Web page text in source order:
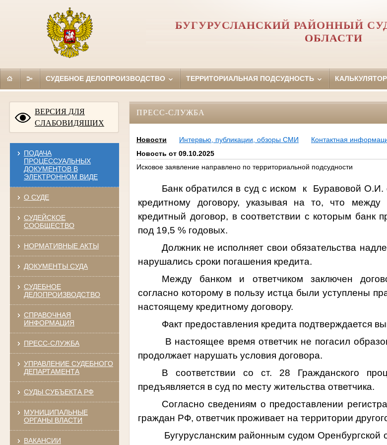
БУГУРУСЛАНСКИЙ РАЙОННЫЙ
ОБЛАСТИ
СУДЕБНОЕ ДЕЛОПРОИЗВОДСТВО ТЕРРИТОРИАЛЬНАЯ ПОДСУДНОСТЬ
ВЕРСИЯ ДЛЯ
СЛАБОВИДЯЩИХ
ПОДАЧА
ПРОЦЕССУАЛЬНЫХ
ДОКУМЕНТОВ В
ЭЛЕКТРОННОМ ВИДЕ
О СУДЕ
СУДЕЙСКОЕ
СООБЩЕСТВО
НОРМАТИВНЫЕ АКТЫ
ДОКУМЕНТЫ СУДА
СУДЕБНОЕ
ДЕЛОПРОИЗВОДСТВО
СПРАВОЧНАЯ
ИНФОРМАЦИЯ
ПРЕСС-СЛУЖБА
УПРАВЛЕНИЕ СУДЕБНОГО
ДЕПАРТАМЕНТА
СУДЫ СУБЪЕКТА РФ
МУНИЦИПАЛЬНЫЕ
ОРГАНЫ ВЛАСТИ
ВАКАНСИИ
ПРЕСС-СЛУЖБА
Новости Интервью, публикации, обзоры СМИ
Контактная
Новость от 09.10.2025
Исковое заявление направлено по территориальной подсудности
Банк обратился в суд с иском к Буравовой О.И.
кредитному договору, указывая на то, что
кредитный договор, в соответствии с которым банк
под 19,5 % годовых.
Должник не исполняет свои обязательства
нарушались сроки погашения кредита.
Между банком и ответчиком заключен
согласно которому в пользу истца были уступлены
настоящему кредитному договору.
Факт предоставления кредита подтверждается
В настоящее время ответчик не погасил
продолжает нарушать условия договора.
В соответствии со ст. 28 Гражданского
предъявляется в суд по месту жительства ответчика.
Согласно сведениям о предоставлении
граждан РФ, ответчик проживает на территории
Бугурусланским районным судом Оренбургской